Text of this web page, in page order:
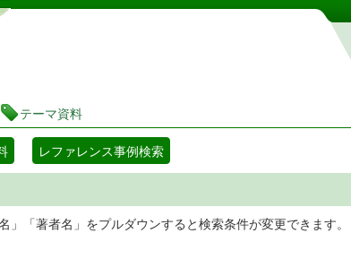
静岡県立図書館 蔵書検索・予約システム
テーマ資料
レファレンス事例検索
「著者名」をプルダウンすると検索条件が変更できます。